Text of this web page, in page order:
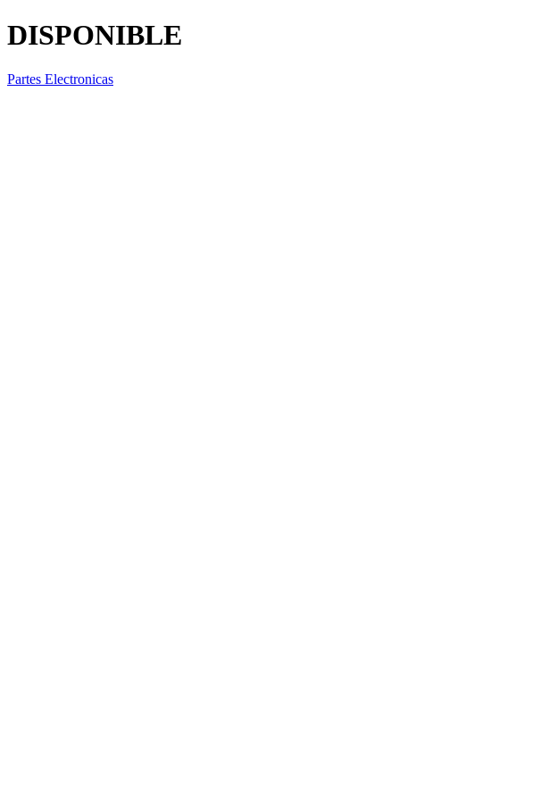
DISPONIBLE
Partes Electronicas